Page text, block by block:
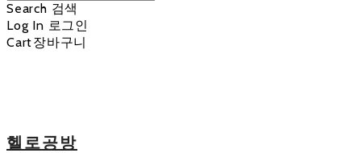
Search 검색
Log In 로그인
Cart장바구니
헬로공방